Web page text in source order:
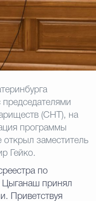
Муниципальные
палата Городского
Избирательная
Гостям Городского
председателями
(СНТ), на
программы
заместитель
Гейко.
по
Цыганаш принял
Приветствуя